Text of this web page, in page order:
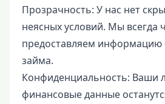
Прозрачность: У нас нет
неясных условий. Мы всегда
предоставляем информацию
займа.
Конфиденциальность: Ваши
финансовые данные